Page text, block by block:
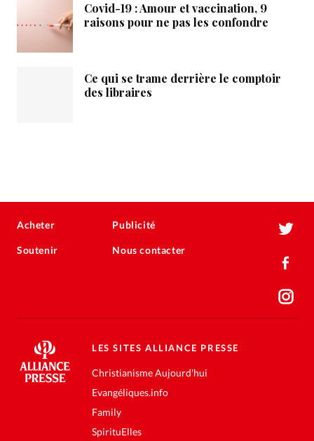
Covid-19 : Amour et vaccination, 9
raisons pour ne pas les confondre
Ce qui se trame derrière le comptoir
des libraires
Acheter
Soutenir
Publicité
Nous contacter
LES SITES ALLIANCE PRESSE
Christianisme Aujourd'hui
Evangéliques.info
Family
SpirituElles